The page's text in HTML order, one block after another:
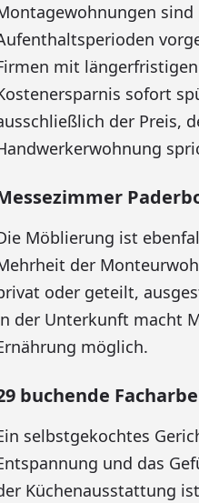
mit
sofort
der Preis,
Möblierung ist
der
oder geteilt,
der Unterkunft macht
möglich.
buchende
selbstgekochtes
und das
Küchenausstattung